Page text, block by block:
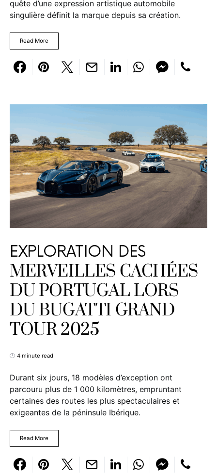
quête d’une expression artistique automobile
singulière définit la marque depuis sa création.
Read More
EXPLORATION DES
MERVEILLES CACHÉES
DU PORTUGAL LORS
DU BUGATTI GRAND
TOUR 2025
4 minute read
Durant six jours, 18 modèles d’exception ont
parcouru plus de 1 000 kilomètres, empruntant
certaines des routes les plus spectaculaires et
exigeantes de la péninsule Ibérique.
Read More